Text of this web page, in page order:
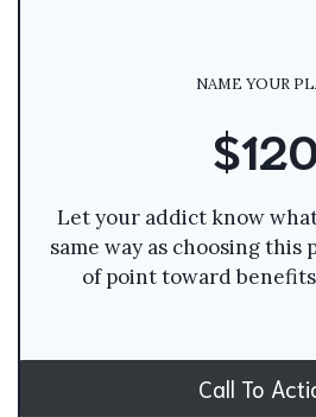
NAME YOUR
Let your addict know
same way as choosing this
of point toward
Call To